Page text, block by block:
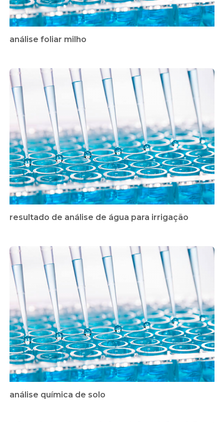
análise foliar milho
resultado de análise de água para irrigação
análise química de solo